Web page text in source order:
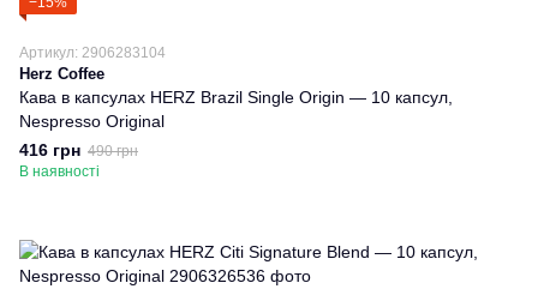
Артикул: 2906283104
Herz Coffee
Кава в капсулах HERZ Brazil Single Origin — 10 капсул,
Nespresso Original
416 грн 490 грн
В наявності